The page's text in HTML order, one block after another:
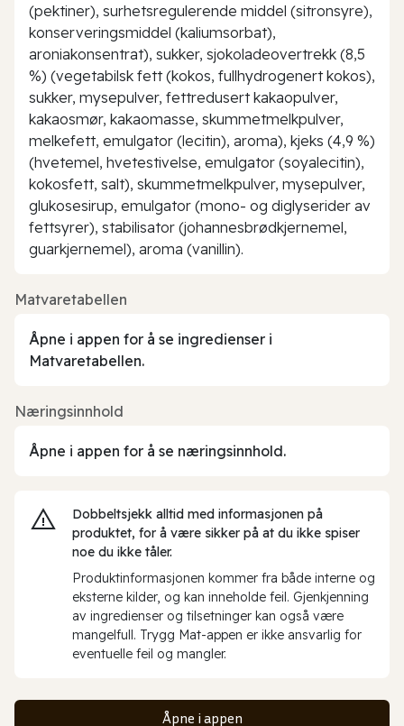
(pektiner), surhetsregulerende middel (sitronsyre),
konserveringsmiddel (kaliumsorbat),
aroniakonsentrat), sukker, sjokoladeovertrekk (8,5
%) (vegetabilsk fett (kokos, fullhydrogenert kokos),
sukker, mysepulver, fettredusert kakaopulver,
kakaosmør, kakaomasse, skummetmelkpulver,
melkefett, emulgator (lecitin), aroma), kjeks (4,9 %)
(hvetemel, hvetestivelse, emulgator (soyalecitin),
kokosfett, salt), skummetmelkpulver, mysepulver,
glukosesirup, emulgator (mono- og diglyserider av
fettsyrer), stabilisator (johannesbrødkjernemel,
guarkjernemel), aroma (vanillin).
Matvaretabellen
Åpne i appen for å se ingredienser i
Matvaretabellen.
Næringsinnhold
Åpne i appen for å se næringsinnhold.
Dobbeltsjekk alltid med informasjonen på
produktet, for å være sikker på at du ikke spiser
noe du ikke tåler.
Produktinformasjonen kommer fra både interne og
eksterne kilder, og kan inneholde feil. Gjenkjenning
av ingredienser og tilsetninger kan også være
mangelfull. Trygg Mat-appen er ikke ansvarlig for
eventuelle feil og mangler.
Åpne i appen